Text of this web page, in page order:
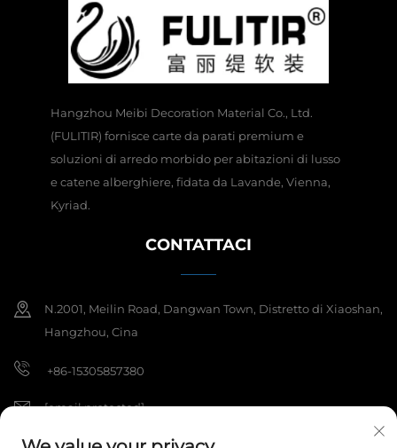
Hangzhou Meibi Decoration Material Co., Ltd.
(FULITIR) fornisce carte da parati premium e
soluzioni di arredo morbido per abitazioni di lusso
e catene alberghiere, fidata da Lavande, Vienna,
Kyriad.
CONTATTACI
N.2001, Meilin Road, Dangwan Town, Distretto di Xiaoshan,
Hangzhou, Cina
+86-15305857380
[email protected]